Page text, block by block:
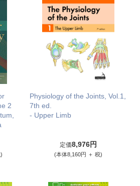
2
Physiology of the Joints, Vol.1,
7th ed.
- Upper Limb
定価8,976円
(本体8,160円 ＋ 税)